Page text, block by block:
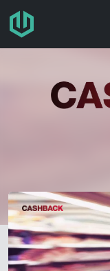
跳转至主要内容